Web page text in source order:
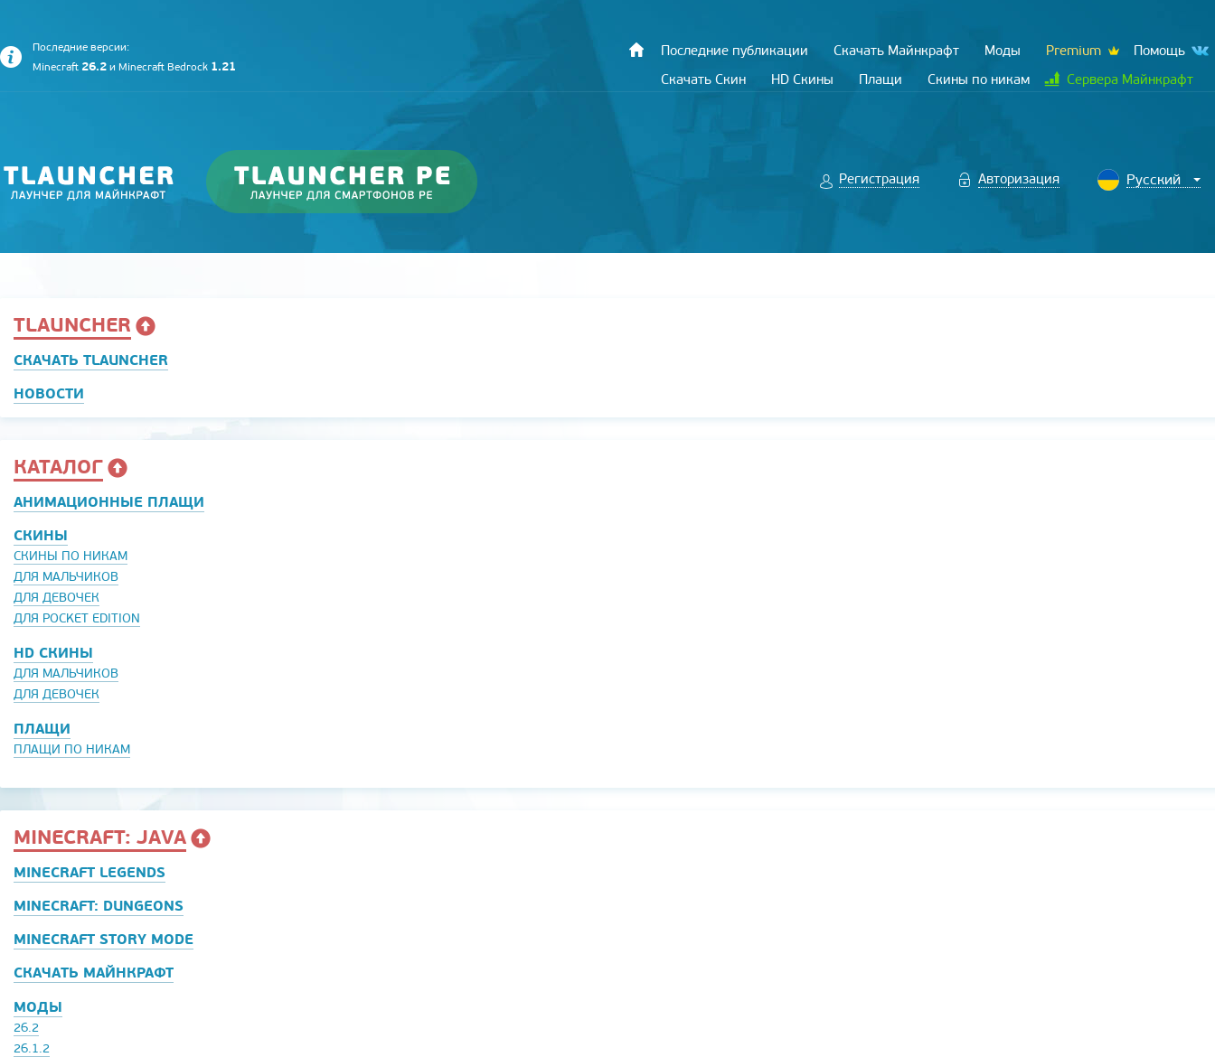
Последние версии:
Minecraft 26.2 и Minecraft Bedrock 1.21
Последние публикации Скачать Майнкрафт Моды Premium
Помощь
Скачать Скин
HD Скины Плащи Скины по никам Сервера Майнкрафт
Регистрация Авторизация
TLAUNCHER
СКАЧАТЬ TLAUNCHER
НОВОСТИ
КАТАЛОГ
АНИМАЦИОННЫЕ ПЛАЩИ
СКИНЫ
СКИНЫ ПО НИКАМ
ДЛЯ МАЛЬЧИКОВ
ДЛЯ ДЕВОЧЕК
ДЛЯ POCKET EDITION
HD СКИНЫ
ДЛЯ МАЛЬЧИКОВ
ДЛЯ ДЕВОЧЕК
ПЛАЩИ
ПЛАЩИ ПО НИКАМ
MINECRAFT: JAVA
MINECRAFT LEGENDS
MINECRAFT: DUNGEONS
MINECRAFT STORY MODE
СКАЧАТЬ МАЙНКРАФТ
МОДЫ
26.2
26.1.2